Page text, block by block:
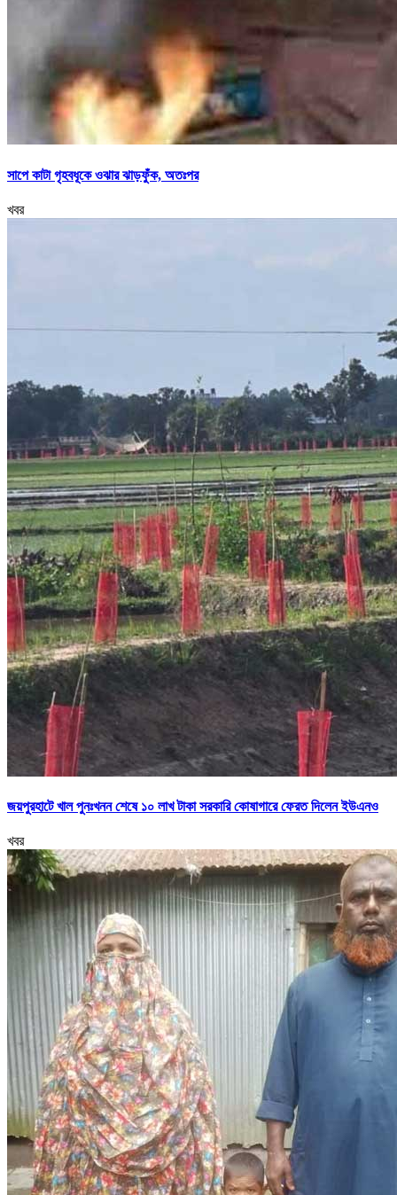
সাপে কাটা গৃহবধূকে ওঝার ঝাড়ফুঁক, অতঃপর
খবর
জয়পুরহাটে খাল পুনঃখনন শেষে ১০ লাখ টাকা সরকারি কোষাগারে ফেরত দিলেন ইউএনও
খবর